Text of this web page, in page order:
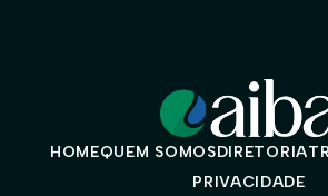
HOMEQUEM SOMOSDIRETORIA
PRIVACIDADE